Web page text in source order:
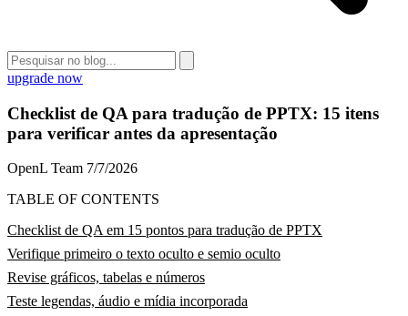
upgrade now
Checklist de QA para tradução de PPTX: 15 itens
para verificar antes da apresentação
OpenL Team 7/7/2026
TABLE OF CONTENTS
Checklist de QA em 15 pontos para tradução de PPTX
Verifique primeiro o texto oculto e semio oculto
Revise gráficos, tabelas e números
Teste legendas, áudio e mídia incorporada